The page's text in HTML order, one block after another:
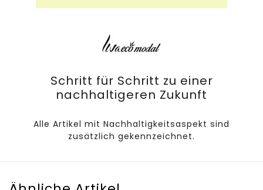
Schritt für Schritt zu einer
nachhaltigeren Zukunft
Alle Artikel mit Nachhaltigkeitsaspekt sind
zusätzlich gekennzeichnet.